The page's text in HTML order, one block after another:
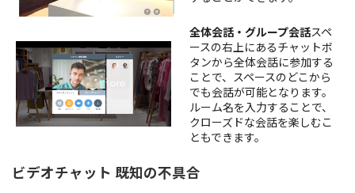
全体会話・グループ会話スペ
ースの右上にあるチャットボ
タンから全体会話に参加する
ことで、スペースのどこから
でも会話が可能となります。
ルーム名を入力することで、
クローズドな会話を楽しむこ
ともできます。
ビデオチャット 既知の不具合